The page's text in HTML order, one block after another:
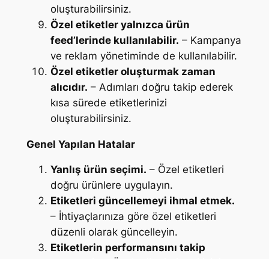
oluşturabilirsiniz.
Özel etiketler yalnızca ürün
feed’lerinde kullanılabilir. – Kampanya
ve reklam yönetiminde de kullanılabilir.
Özel etiketler oluşturmak zaman
alıcıdır. – Adımları doğru takip ederek
kısa sürede etiketlerinizi
oluşturabilirsiniz.
Genel Yapılan Hatalar
Yanlış ürün seçimi. – Özel etiketleri
doğru ürünlere uygulayın.
Etiketleri güncellemeyi ihmal etmek.
– İhtiyaçlarınıza göre özel etiketleri
düzenli olarak güncelleyin.
Etiketlerin performansını takip